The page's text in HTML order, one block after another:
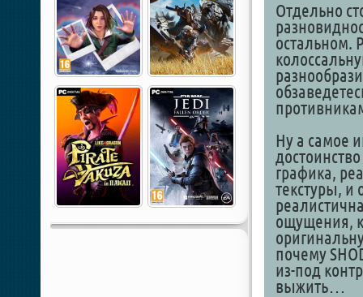
Отдельно
остальном.
Ну а самое
графика,
текстуры,
ощущения,
почему
из-под
выжить…